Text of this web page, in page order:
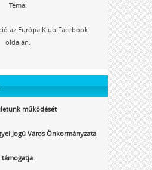
Téma:
az Európa Klub Facebook
oldalán.
működését
Jogú Város Önkormányzata
támogatja.